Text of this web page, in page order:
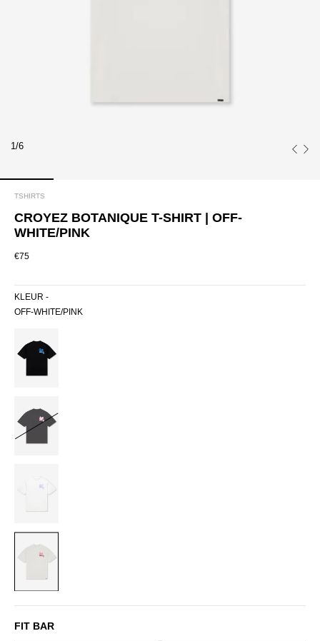
1/6
TSHIRTS
CROYEZ BOTANIQUE T-SHIRT | OFF-
WHITE/PINK
€75
KLEUR -
OFF-WHITE/PINK
WHITE/LILAC
WHITE/PINK
FIT BAR